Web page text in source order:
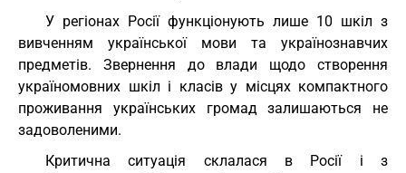
У регіонах Росії функціонують лише 10 шкіл з
вивченням української мови та українознавчих
предметів. Звернення до влади щодо створення
україномовних шкіл і класів у місцях компактного
проживання українських громад залишаються не
задоволеними.
Критична ситуація склалася в Росії і з